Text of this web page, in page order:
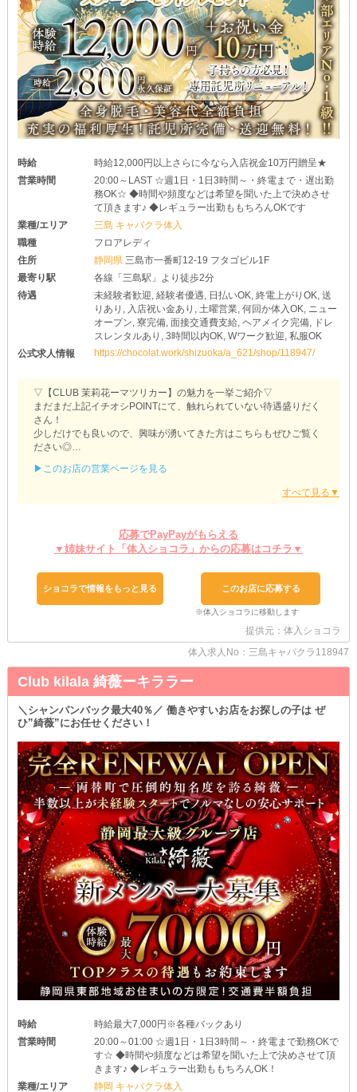
時給
時給12,000円以上さらに今なら入店祝金10万円贈呈★
営業時間
20:00～LAST ☆週1日・1日3時間～・終電まで・遅出勤
務OK☆ ◆時間や頻度などは希望を聞いた上で決めさせ
て頂きます♪ ◆レギュラー出勤ももちろんOKです
業種/エリア
三島 キャバクラ体入
職種
フロアレディ
住所
静岡県三島市一番町12-19 フタゴビル1F
最寄り駅
各線「三島駅」より徒歩2分
待遇
未経験者歓迎, 経験者優遇, 日払いOK, 終電上がりOK, 送
りあり, 入店祝い金あり, 土曜営業, 何回か体入OK, ニュー
オープン, 寮完備, 面接交通費支給, ヘアメイク完備, ドレ
スレンタルあり, 3時間以内OK, Wワーク歓迎, 私服OK
公式求人情報
https://chocolat.work/shizuoka/a_621/shop/118947/
▽【CLUB 茉莉花ーマツリカー】の魅力を一挙ご紹介▽
まだまだ上記イチオシPOINTにて、触れられていない待遇盛りだく
さん！
少しだけでも良いので、興味が湧いてきた方はこちらもぜひご覧く
ださい◎
●）掛け持ちしながら収入GET
当店であれば、生活リズムを大きく変えることなく働けます。
また、ご都合やご予定に合わせた『終電上がり』にも対応可能で
事前の準備がほぼ必要ないというのもポイント。
お店にて『レンタル衣装』『ヘアメイク』を完備しています◎
日々のお洋服代や美容院代などをカットできるのがかなり大きな魅
負担をとことん抑え、その分収入で懐を満たしてみませんか？
～なお、体験入店は『複数回』と受付中～
実際の営業風景や客層などを確かめられるチャンスです◎
一度だけでなく何度かお試しできるため、遠慮なくご応募くださ
い。
スタッフ一同、お申込みを心よりお待ちしております！
▶このお店の営業ページを見る
応募でPayPayがもらえる
▼姉妹サイト「体入ショコラ」からの応募はコチラ▼
ショコラで情報をもっと見る このお店に応募する
提供元：体入ショコラ
体入求人No：三島キャバクラ118947
Club kilala 綺薇ーキララー
＼シャンパンバック最大40％／ 働きやすいお店をお探しの子は ぜ
ひ”綺薇”にお任せください！
時給
時給最大7,000円※各種バックあり
営業時間
20:00～01:00 ☆週1日・1日3時間～・終電まで勤務OKで
す☆ ◆時間や頻度などは希望を聞いた上で決めさせて頂
きます♪ ◆レギュラー出勤ももちろんOK！
業種/エリア
静岡 キャバクラ体入